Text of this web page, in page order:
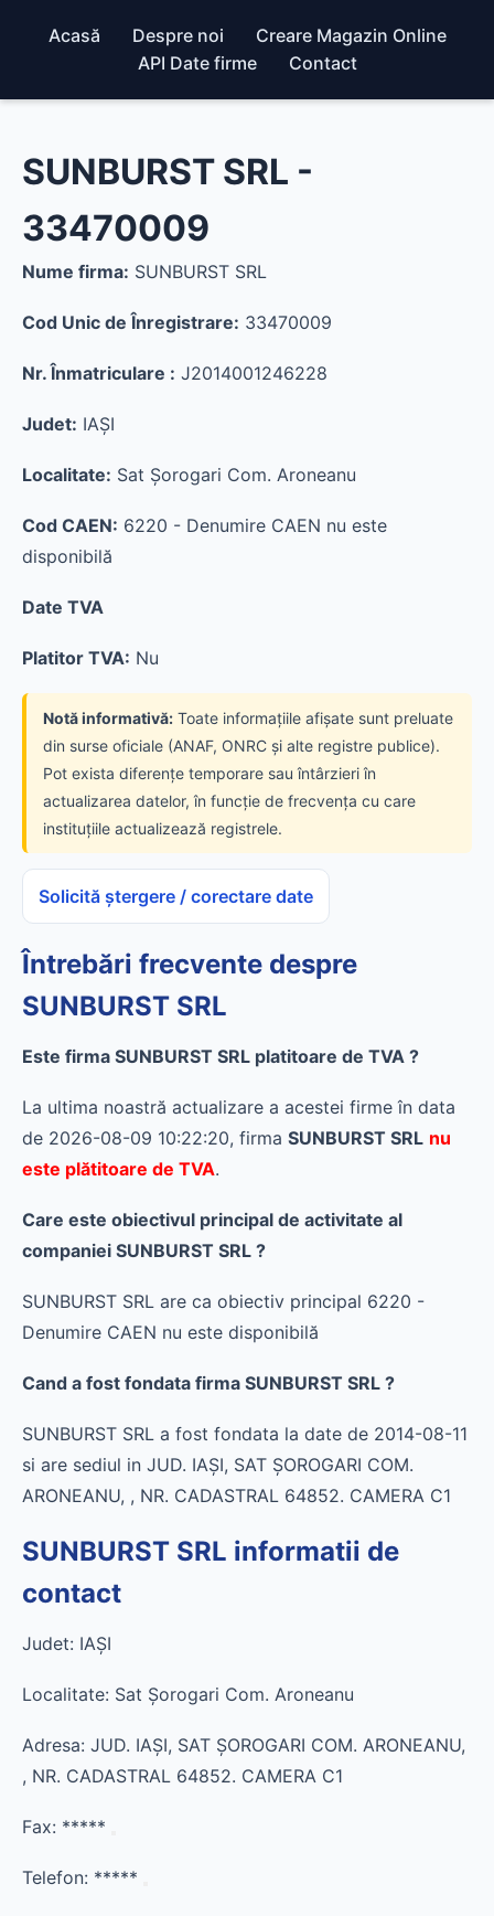
Acasă Despre noi
Creare Magazin Online
API Date firme
Contact
SUNBURST SRL -
33470009
Nume firma: SUNBURST SRL
Cod Unic de Înregistrare: 33470009
Nr. Înmatriculare : J2014001246228
Judet: IAŞI
Localitate: Sat Şorogari Com. Aroneanu
Cod CAEN: 6220 - Denumire CAEN nu este
disponibilă
Date TVA
Platitor TVA: Nu
Notă informativă: Toate informațiile afișate sunt preluate
din surse oficiale (ANAF, ONRC și alte registre publice).
Pot exista diferențe temporare sau întârzieri în
actualizarea datelor, în funcție de frecvența cu care
instituțiile actualizează registrele.
Solicită ștergere / corectare date
Întrebări frecvente despre
SUNBURST SRL
Este firma SUNBURST SRL platitoare de TVA ?
La ultima noastră actualizare a acestei firme în data
de 2026-08-09 10:22:20, firma SUNBURST SRL nu
este plătitoare de TVA.
Care este obiectivul principal de activitate al
companiei SUNBURST SRL ?
SUNBURST SRL are ca obiectiv principal 6220 -
Denumire CAEN nu este disponibilă
Cand a fost fondata firma SUNBURST SRL ?
SUNBURST SRL a fost fondata la date de 2014-08-11
si are sediul in JUD. IAŞI, SAT ŞOROGARI COM.
ARONEANU, , NR. CADASTRAL 64852. CAMERA C1
SUNBURST SRL informatii de
contact
Judet: IAŞI
Localitate: Sat Şorogari Com. Aroneanu
Adresa: JUD. IAŞI, SAT ŞOROGARI COM. ARONEANU,
, NR. CADASTRAL 64852. CAMERA C1
Fax: *****
Telefon: *****